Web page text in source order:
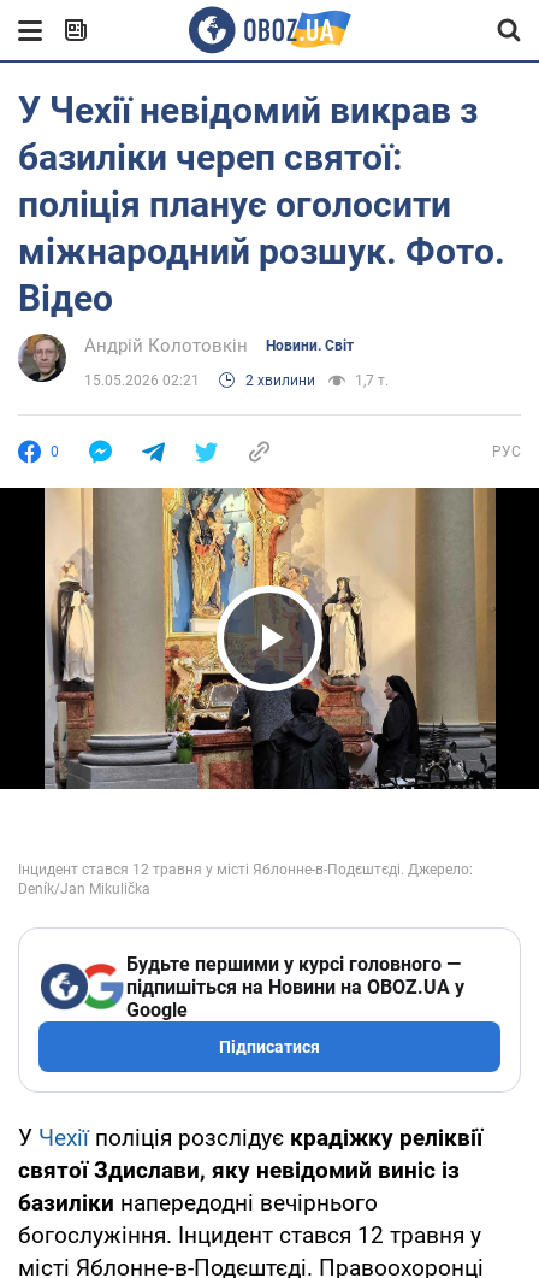
У Чехії невідомий викрав з
базиліки череп святої:
поліція планує оголосити
міжнародний розшук. Фото.
Відео
Андрій Колотовкін Новини. Світ
15.05.2026 02:21 2 хвилини 1,7 т.
0 РУС
Play Video
Будьте першими у курсі головного —
підпишіться на Новини на OBOZ.UA у
Google
Підписатися
У Чехіїполіція розслідує крадіжку реліквії
святої Здислави, яку невідомий виніс із
базиліки напередодні вечірнього
богослужіння. Інцидент стався 12 травня у
місті Яблонне-в-Подєштєді. Правоохоронці